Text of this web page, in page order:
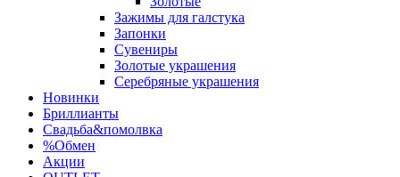
Зажимы для галстука
Запонки
Сувениры
Золотые украшения
Серебряные украшения
Новинки
Бриллианты
Свадьба&помолвка
%Обмен
Акции